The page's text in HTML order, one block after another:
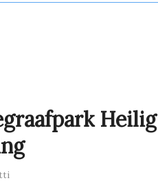
Heilig